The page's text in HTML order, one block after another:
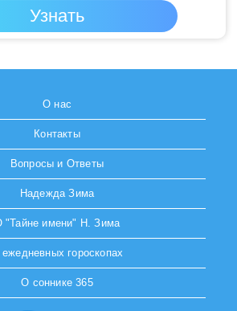
О нас
Контакты
Вопросы и Ответы
Надежда Зима
"Тайне имени" Н. Зима
гороскопах
О соннике 365